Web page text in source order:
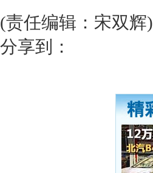
(责任编辑：宋双辉)
分享到：